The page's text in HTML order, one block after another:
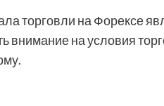
торговли на Форексе
внимание на условия